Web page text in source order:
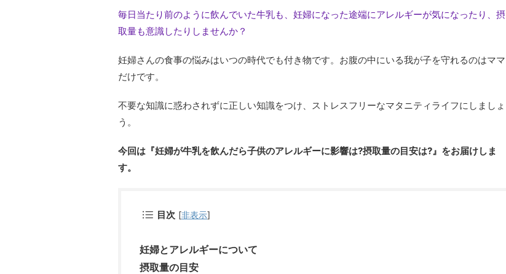
毎日当たり前のように飲んでいた牛乳も、妊婦になった途端にアレルギーが気になったり、摂
取量も意識したりしませんか？
妊婦さんの食事の悩みはいつの時代でも付き物です。お腹の中にいる我が子を守れるのはママ
だけです。
不要な知識に惑わされずに正しい知識をつけ、ストレスフリーなマタニティライフにしましょ
う。
今回は『妊婦が牛乳を飲んだら子供のアレルギーに影響は?摂取量の目安は?』をお届けしま
す。
目次 [非表示]
妊婦とアレルギーについて
摂取量の目安